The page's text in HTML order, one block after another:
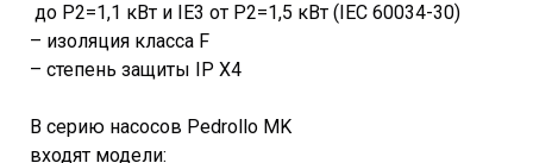
до P2=1,1 кВт и IE3 от P2=1,5 кВт (IEC 60034-30)
– изоляция класса F
– степень защиты IP X4
В серию насосов Pedrollo MK
входят модели: